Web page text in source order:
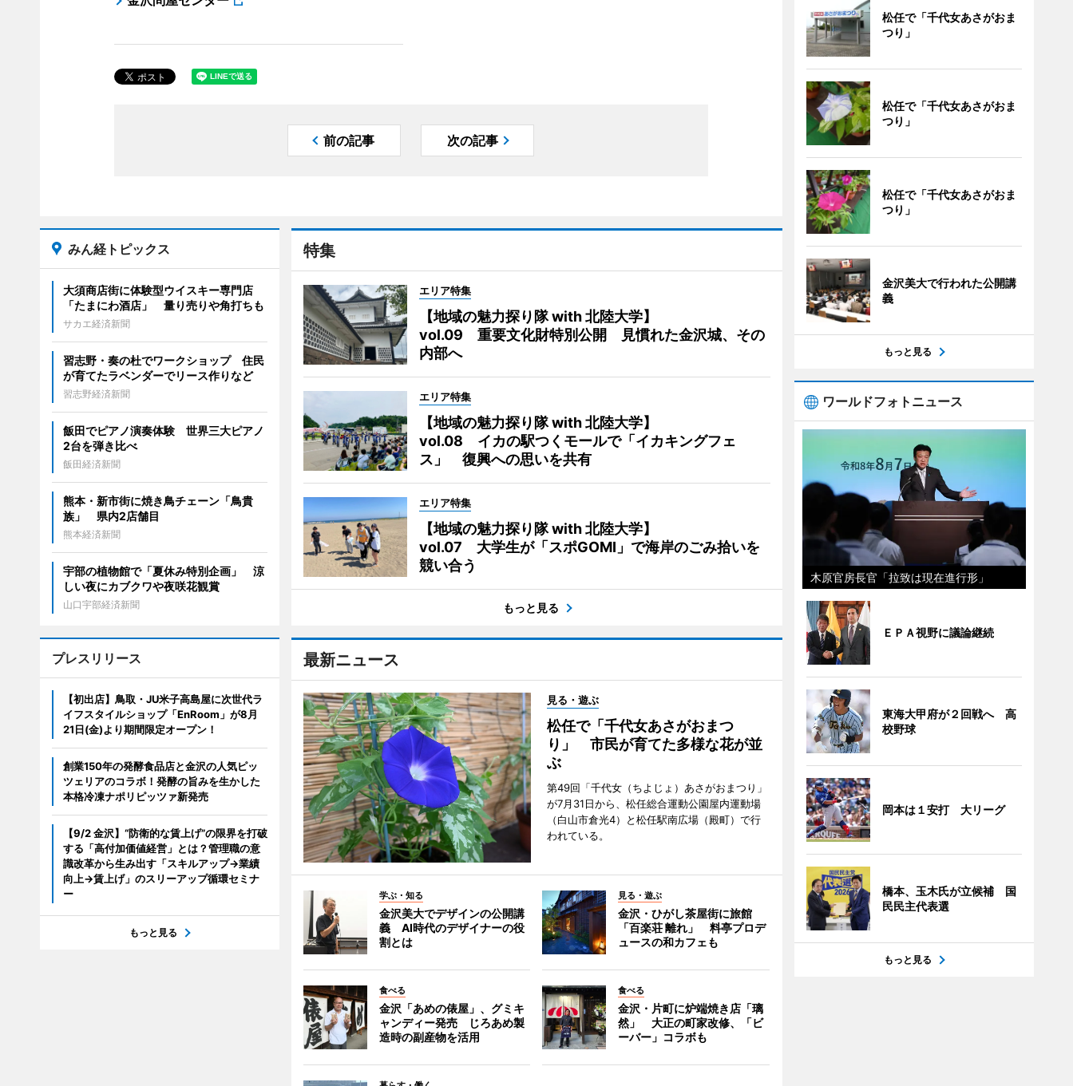
前の記事 次の記事
特集
エリア特集
【地域の魅力探り隊 with 北陸大学】
vol.09 重要文化財特別公開 見慣れた金沢城、その
内部へ
エリア特集
【地域の魅力探り隊 with 北陸大学】
vol.08 イカの駅つくモールで「イカキングフェ
ス」 復興への思いを共有
エリア特集
【地域の魅力探り隊 with 北陸大学】
vol.07 大学生が「スポGOMI」で海岸のごみ拾いを
競い合う
もっと見る
最新ニュース
見る・遊ぶ
松任で「千代女あさがおまつ
り」 市民が育てた多様な花が並
ぶ
第49回「千代女（ちよじょ）あさがおまつり」
が7月31日から、松任総合運動公園屋内運動場
（白山市倉光4）と松任駅南広場（殿町）で行
われている。
学ぶ・知る
金沢美大でデザインの公開講
義 AI時代のデザイナーの役
割とは
見る・遊ぶ
金沢・ひがし茶屋街に旅館
「百楽荘 離れ」 料亭プロデ
ュースの和カフェも
食べる
金沢「あめの俵屋」、グミキ
ャンディー発売 じろあめ製
造時の副産物を活用
食べる
金沢・片町に炉端焼き店「璃
然」 大正の町家改修、「ビ
ーバー」コラボも
みん経トピックス
大須商店街に体験型ウイスキー専門店
「たまにわ酒店」 量り売りや角打ちも
サカエ経済新聞
習志野・奏の杜でワークショップ 住民
が育てたラベンダーでリース作りなど
習志野経済新聞
飯田でピアノ演奏体験 世界三大ピアノ
2台を弾き比べ
飯田経済新聞
熊本・新市街に焼き鳥チェーン「鳥貴
族」 県内2店舗目
熊本経済新聞
宇部の植物館で「夏休み特別企画」 涼
しい夜にカブクワや夜咲花観賞
山口宇部経済新聞
プレスリリース
【初出店】鳥取・JU米子高島屋に次世代ラ
イフスタイルショップ「EnRoom」が8月
21日(金)より期間限定オープン！
創業150年の発酵食品店と金沢の人気ピッ
ツェリアのコラボ！発酵の旨みを生かした
本格冷凍ナポリピッツァ新発売
【9/2 金沢】“防衛的な賃上げ”の限界を打破
する「高付加価値経営」とは？管理職の意
識改革から生み出す「スキルアップ→業績
向上→賃上げ」のスリーアップ循環セミナ
ー
もっと見る
松任で「千代女あさがおま
つり」
松任で「千代女あさがおま
つり」
松任で「千代女あさがおま
つり」
金沢美大で行われた公開講
義
もっと見る
ワールドフォトニュース
木原官房長官「拉致は現在進行形」
ＥＰＡ視野に議論継続
東海大甲府が２回戦へ 高
校野球
岡本は１安打 大リーグ
橋本、玉木氏が立候補 国
民民主代表選
もっと見る